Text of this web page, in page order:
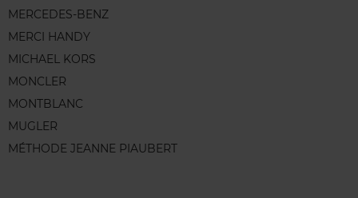
MERCEDES-BENZ
MERCI HANDY
MICHAEL KORS
MONCLER
MONTBLANC
MUGLER
MÉTHODE JEANNE PIAUBERT